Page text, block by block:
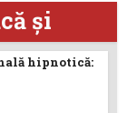
şi
hipnotică: